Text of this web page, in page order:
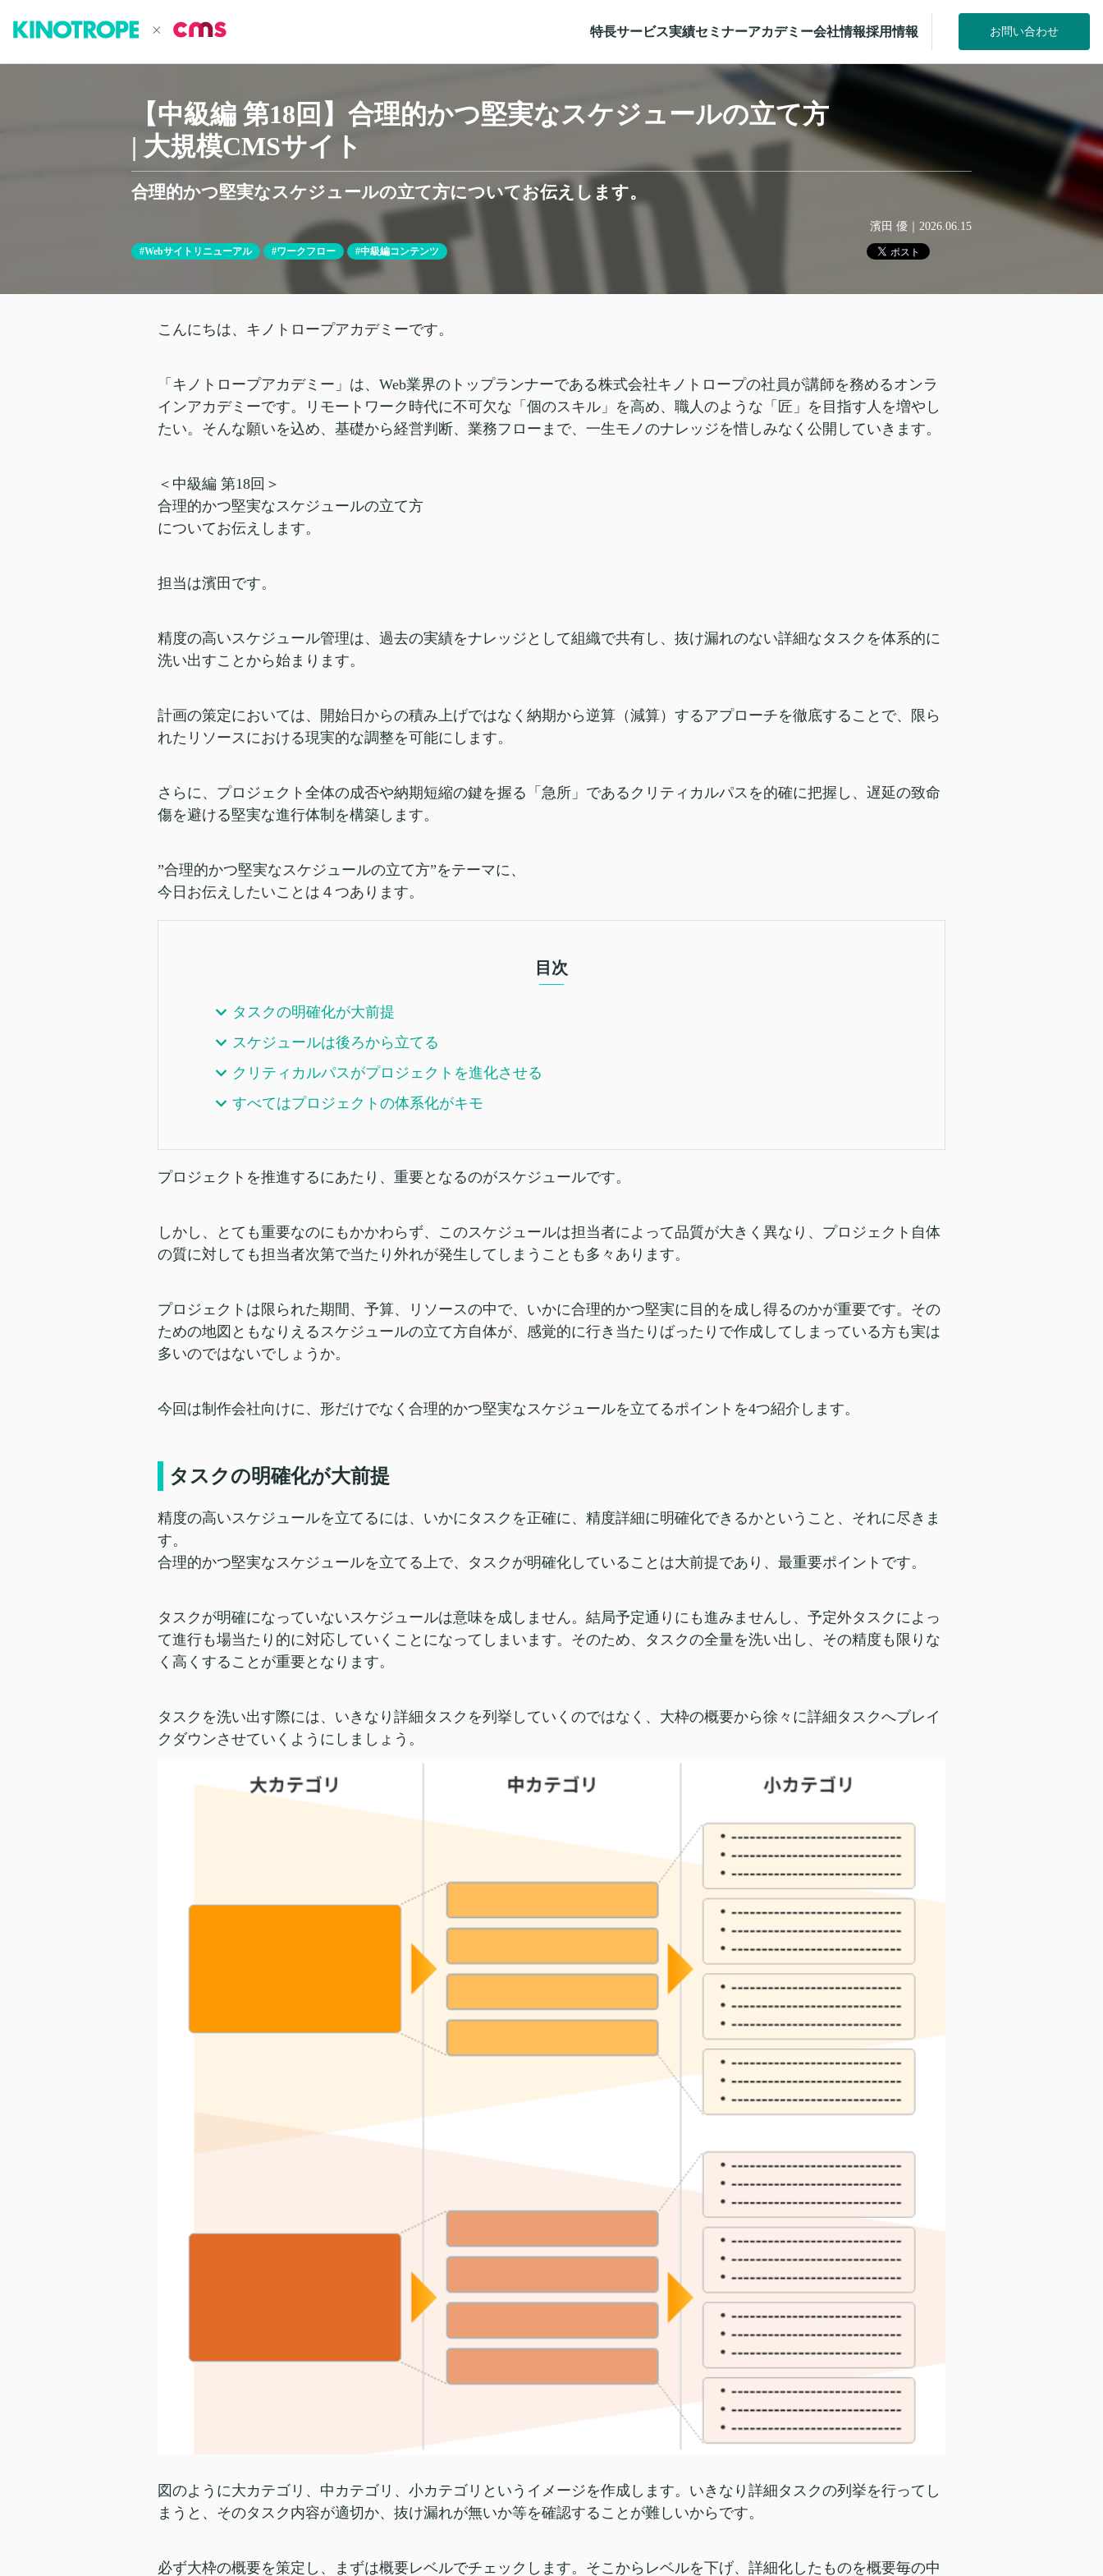
特長サービス実績セミナーアカデミー会社情報採用情報 お問い合わせ
【中級編 第18回】合理的かつ堅実なスケジュールの立て方
| 大規模CMSサイト
合理的かつ堅実なスケジュールの立て方についてお伝えします。
#Webサイトリニューアル #ワークフロー #中級編コンテンツ
濱田 優 2026.06.15
こんにちは、キノトロープアカデミーです。
「キノトロープアカデミー」は、Web業界のトップランナーである株式会社キノトロープの社員が講師を務めるオンラ
インアカデミーです。リモートワーク時代に不可欠な「個のスキル」を高め、職人のような「匠」を目指す人を増やし
たい。そんな願いを込め、基礎から経営判断、業務フローまで、一生モノのナレッジを惜しみなく公開していきます。
＜中級編 第18回＞
合理的かつ堅実なスケジュールの立て方
についてお伝えします。
担当は濱田です。
精度の高いスケジュール管理は、過去の実績をナレッジとして組織で共有し、抜け漏れのない詳細なタスクを体系的に
洗い出すことから始まります。
計画の策定においては、開始日からの積み上げではなく納期から逆算（減算）するアプローチを徹底することで、限ら
れたリソースにおける現実的な調整を可能にします。
さらに、プロジェクト全体の成否や納期短縮の鍵を握る「急所」であるクリティカルパスを的確に把握し、遅延の致命
傷を避ける堅実な進行体制を構築します。
”合理的かつ堅実なスケジュールの立て方”をテーマに、
今日お伝えしたいことは４つあります。
目次
タスクの明確化が大前提
スケジュールは後ろから立てる
クリティカルパスがプロジェクトを進化させる
すべてはプロジェクトの体系化がキモ
プロジェクトを推進するにあたり、重要となるのがスケジュールです。
しかし、とても重要なのにもかかわらず、このスケジュールは担当者によって品質が大きく異なり、プロジェクト自体
の質に対しても担当者次第で当たり外れが発生してしまうことも多々あります。
プロジェクトは限られた期間、予算、リソースの中で、いかに合理的かつ堅実に目的を成し得るのかが重要です。その
ための地図ともなりえるスケジュールの立て方自体が、感覚的に行き当たりばったりで作成してしまっている方も実は
多いのではないでしょうか。
今回は制作会社向けに、形だけでなく合理的かつ堅実なスケジュールを立てるポイントを4つ紹介します。
タスクの明確化が大前提
精度の高いスケジュールを立てるには、いかにタスクを正確に、精度詳細に明確化できるかということ、それに尽きま
す。
合理的かつ堅実なスケジュールを立てる上で、タスクが明確化していることは大前提であり、最重要ポイントです。
タスクが明確になっていないスケジュールは意味を成しません。結局予定通りにも進みませんし、予定外タスクによっ
て進行も場当たり的に対応していくことになってしまいます。そのため、タスクの全量を洗い出し、その精度も限りな
く高くすることが重要となります。
タスクを洗い出す際には、いきなり詳細タスクを列挙していくのではなく、大枠の概要から徐々に詳細タスクへブレイ
クダウンさせていくようにしましょう。
図のように大カテゴリ、中カテゴリ、小カテゴリというイメージを作成します。いきなり詳細タスクの列挙を行ってし
まうと、そのタスク内容が適切か、抜け漏れが無いか等を確認することが難しいからです。
必ず大枠の概要を策定し、まずは概要レベルでチェックします。そこからレベルを下げ、詳細化したものを概要毎の中